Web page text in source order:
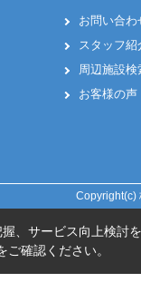
お問い合わ
スタッフ紹
周辺施設検
お客様の声
Copyright(c)
、サービス向上検討
ご確認ください。